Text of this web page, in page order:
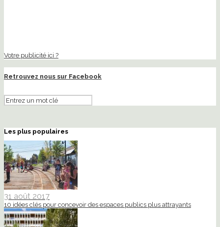
Votre publicité ici ?
Retrouvez nous sur Facebook
Les plus populaires
31 août 2017
10 idées clés pour concevoir des espaces publics plus attrayants